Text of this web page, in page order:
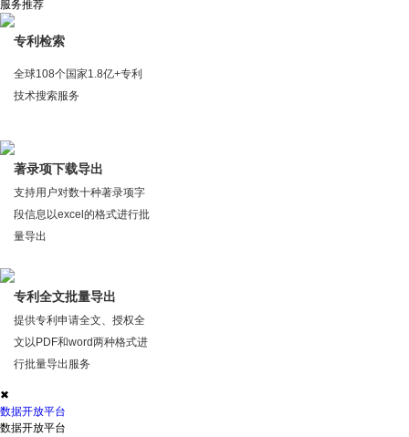
服务推荐
专利检索
全球108个国家1.8亿+专利
技术搜索服务
著录项下载导出
支持用户对数十种著录项字
段信息以excel的格式进行批
量导出
专利全文批量导出
提供专利申请全文、授权全
文以PDF和word两种格式进
行批量导出服务
✖
数据开放平台
数据开放平台